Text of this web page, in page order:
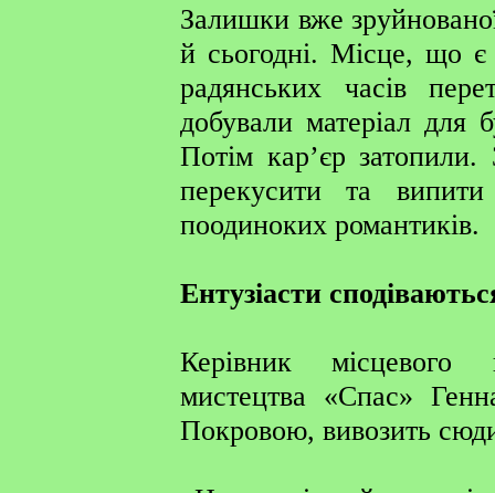
Залишки вже
й сьогодні. Місце, що є
радянських часів
добували матеріал для
Потім кар’єр
перекусити та
поодиноких романтиків.
Ентузіасти
Керівник місцевого
мистецтва «Cпас»
Покровою, вивозить